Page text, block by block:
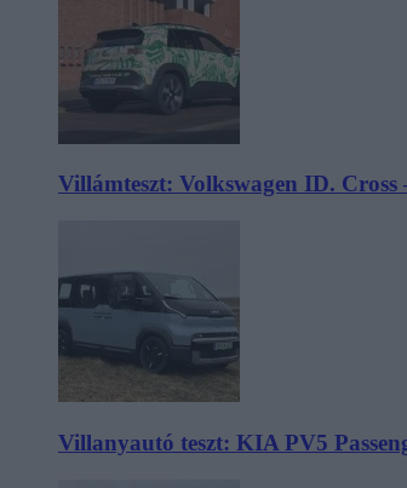
Villámteszt: Volkswagen ID. Cross
Villanyautó teszt: KIA PV5